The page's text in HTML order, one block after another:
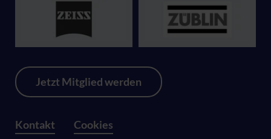
Jetzt Mitglied werden
Kontakt Cookies